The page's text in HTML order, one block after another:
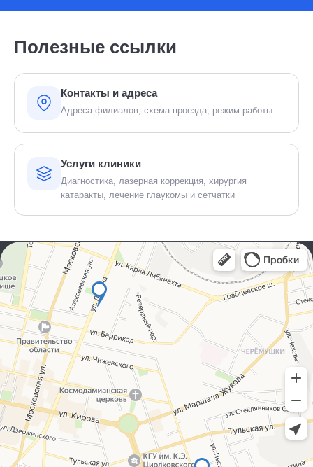
Полезные ссылки
Контакты и адреса
Адреса филиалов, схема проезда, режим работы
Услуги клиники
Диагностика, лазерная коррекция, хирургия
катаракты, лечение глаукомы и сетчатки